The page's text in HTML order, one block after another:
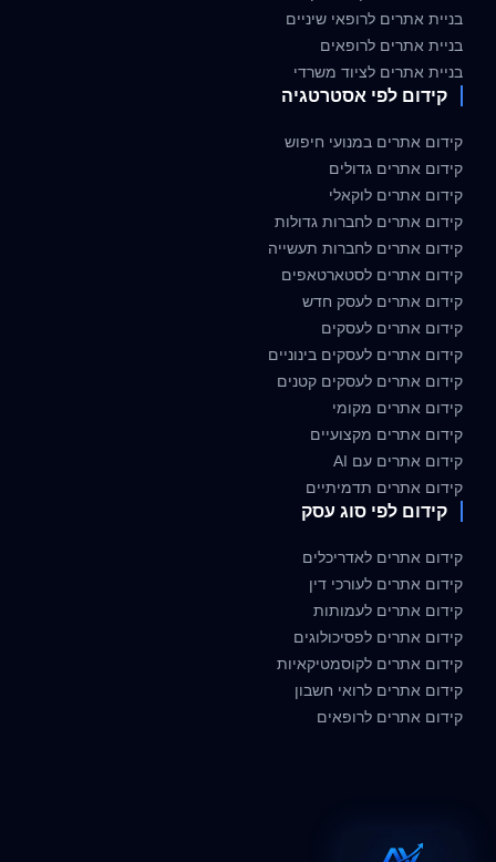
בניית אתרים לרופאי שיניים
בניית אתרים לרופאים
בניית אתרים לציוד משרדי
קידום לפי אסטרטגיה
קידום אתרים במנועי חיפוש
קידום אתרים גדולים
קידום אתרים לוקאלי
קידום אתרים לחברות גדולות
קידום אתרים לחברות תעשייה
קידום אתרים לסטארטאפים
קידום אתרים לעסק חדש
קידום אתרים לעסקים
קידום אתרים לעסקים בינוניים
קידום אתרים לעסקים קטנים
קידום אתרים מקומי
קידום אתרים מקצועיים
קידום אתרים עם AI
קידום אתרים תדמיתיים
קידום לפי סוג עסק
קידום אתרים לאדריכלים
קידום אתרים לעורכי דין
קידום אתרים לעמותות
קידום אתרים לפסיכולוגים
קידום אתרים לקוסמטיקאיות
קידום אתרים לרואי חשבון
קידום אתרים לרופאים